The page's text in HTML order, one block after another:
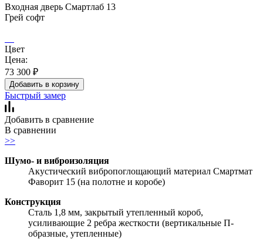
Входная дверь Смартлаб 13
Грей софт
Цвет
Цена:
73 300 ₽
Добавить в корзину
Быстрый замер
Добавить в сравнение
В сравнении
>>
Шумо- и виброизоляция
Акустический вибропоглощающий материал Смартмат
Фаворит 15 (на полотне и коробе)
Конструкция
Сталь 1,8 мм, закрытый утепленный короб,
усиливающие 2 ребра жесткости (вертикальные П-
образные, утепленные)